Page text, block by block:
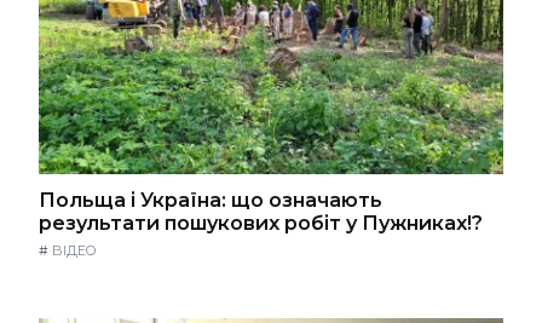
Польща і Україна: що означають
результати пошукових робіт у Пужниках!?
# ВІДЕО